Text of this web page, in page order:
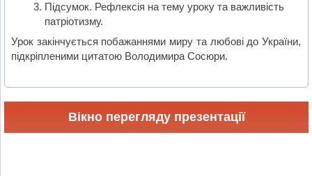
Підсумок. Рефлексія на тему уроку та важливість
патріотизму.
Урок закінчується побажаннями миру та любові до України,
підкріпленими цитатою Володимира Сосюри.
Вікно перегляду презентації